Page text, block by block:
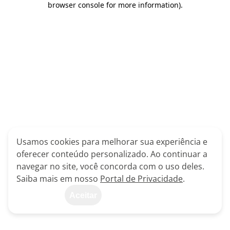
browser console for more information).
Usamos cookies para melhorar sua experiência e
oferecer conteúdo personalizado. Ao continuar a
navegar no site, você concorda com o uso deles.
Saiba mais em nosso Portal de Privacidade.